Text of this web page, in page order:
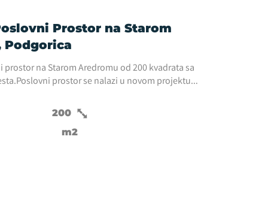
Prostor na Starom
Podgorica
prostor na Starom Aredromu od 200 kvadrata sa
prostor se nalazi u novom projektu
200
m2